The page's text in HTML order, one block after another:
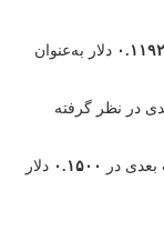
۰.۱۱۹۲ دلار به‌عنوان
در نظر گرفته
در
۰.۱۵۰۰ دلار